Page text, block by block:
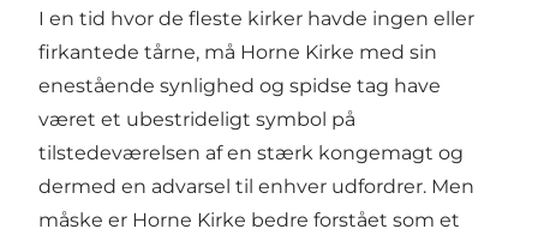
I en tid hvor de fleste kirker havde ingen eller
firkantede tårne, må Horne Kirke med sin
enestående synlighed og spidse tag have
været et ubestrideligt symbol på
tilstedeværelsen af ​​en stærk kongemagt og
dermed en advarsel til enhver udfordrer. Men
måske er Horne Kirke bedre forstået som et